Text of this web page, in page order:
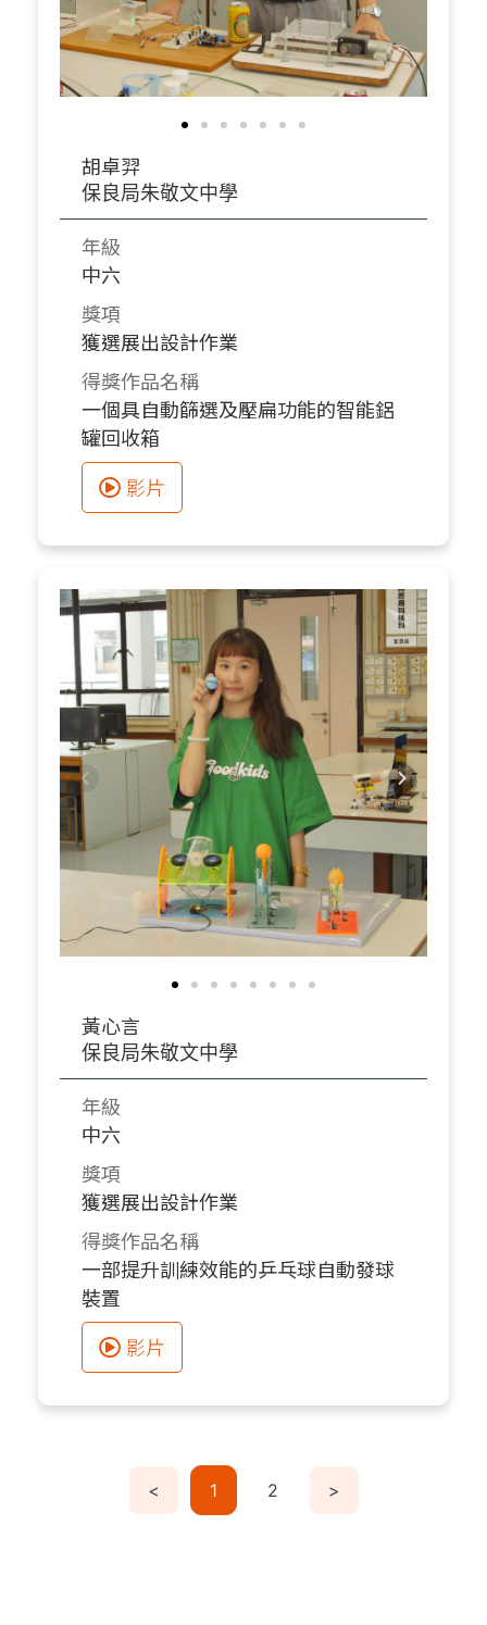
胡卓羿
保良局朱敬文中學
年級
中六
獎項
獲選展出設計作業
得獎作品名稱
一個具自動篩選及壓扁功能的智能鋁
罐回收箱
影片
黃心言
保良局朱敬文中學
年級
中六
獎項
獲選展出設計作業
得獎作品名稱
一部提升訓練效能的乒乓球自動發球
裝置
影片
< 1 2 >